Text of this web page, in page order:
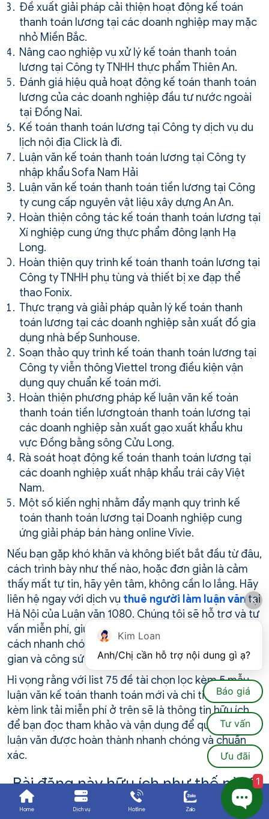
Đề xuất giải pháp cải thiện hoạt động kế toán
thanh toán lương tại các doanh nghiệp may mặc
nhỏ Miền Bắc.
Nâng cao nghiệp vụ xử lý kế toán thanh toán
lương tại Công ty TNHH thực phẩm Thiên An.
Đánh giá hiệu quả hoạt động kế toán thanh toán
lương của các doanh nghiệp đầu tư nước ngoài
tại Đồng Nai.
Kế toán thanh toán lương tại Công ty dịch vụ du
lịch nội địa Click là đi.
Luận văn kế toán thanh toán lương tại Công ty
nhập khẩu Sofa Nam Hải
Luận văn kế toán thanh toán tiền lương tại Công
ty cung cấp nguyên vật liệu xây dựng An An.
Hoàn thiện công tác kế toán thanh toán lương tại
Xí nghiệp cung ứng thực phẩm đông lạnh Hạ
Long.
Hoàn thiện quy trình kế toán thanh toán lương tại
Công ty TNHH phụ tùng và thiết bị xe đạp thể
thao Fonix.
Thực trạng và giải pháp quản lý kế toán thanh
toán lương tại các doanh nghiệp sản xuất đồ gia
dụng nhà bếp Sunhouse.
Soạn thảo quy trình kế toán thanh toán lương tại
Công ty viễn thông Viettel trong điều kiện vận
dụng quy chuẩn kế toán mới.
Hoàn thiện phương pháp kế luận văn kế toán
thanh toán tiền lươngtoán thanh toán lương tại
các doanh nghiệp sản xuất gạo xuất khẩu khu
vực Đồng bằng sông Cửu Long.
Rà soát hoạt động kế toán thanh toán lương tại
các doanh nghiệp xuất nhập khẩu trái cây Việt
Nam.
Một số kiến nghị nhằm đẩy mạnh quy trình kế
toán thanh toán lương tại Doanh nghiệp cung
ứng giải pháp bán hàng online Vivie.
Nếu bạn gặp khó khăn và không biết bắt đầu từ đâu,
cách trình bày như thế nào, hoặc đơn giản là cảm
thấy mất tự tin, hãy yên tâm, không cần lo lắng. Hãy
liên hệ ngay với dịch vụ thuê người làm luận văntại
Hà Nội của Luận văn 1080. Chúng tôi sẽ hỗ trợ và tư
vấn miễn phí, giúp bạn hoàn thành công việc một
cách nhanh chóng mà không cần đổ quá nhiều thời
gian và công sức vào đó.
Hi vọng rằng với list 75 đề tài chọn lọc kèm 5 mẫu
luận văn kế toán thanh toán mới và chi tiết nhất
kèm link tải miễn phí ở trên sẽ là thông tin hữu ích
để bạn đọc tham khảo và vận dụng để quá trình viết
luận văn được hoàn thành nhanh chóng và chuẩn
xác.
Bài đăng này hữu ích như thế nào?
Bấm vào một ngôi sao để đánh giá nó!
Home Dịch vụ Hotline Zalo Ưu đãi
Kim Loan
Anh/Chị cần hỗ trợ nội dung gì ạ?
Báo giá
Tư vấn
Ưu đãi
1